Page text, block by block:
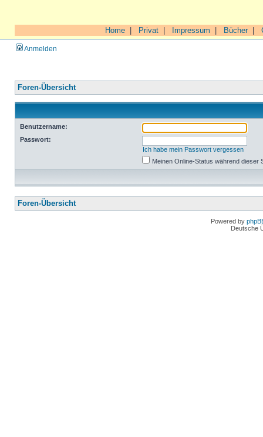
Home Privat Impressum Bücher|
Anmelden
Foren-Übersicht
Benutzername:
Passwort:
Ich habe mein Passwort vergessen
Meinen Online-Status während dieser
Foren-Übersicht
Powered by
Deutsche